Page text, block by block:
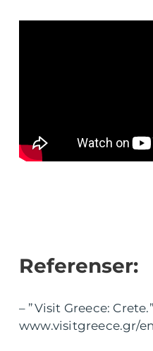
Referenser:
– ”Visit Greece:
www.visitgreece.gr/